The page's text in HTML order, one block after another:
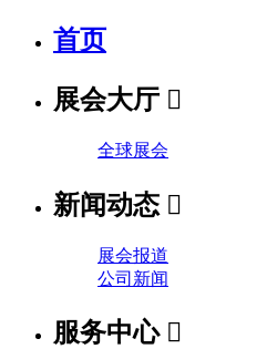
首页
展会大厅 
全球展会
新闻动态 
展会报道
公司新闻
服务中心 